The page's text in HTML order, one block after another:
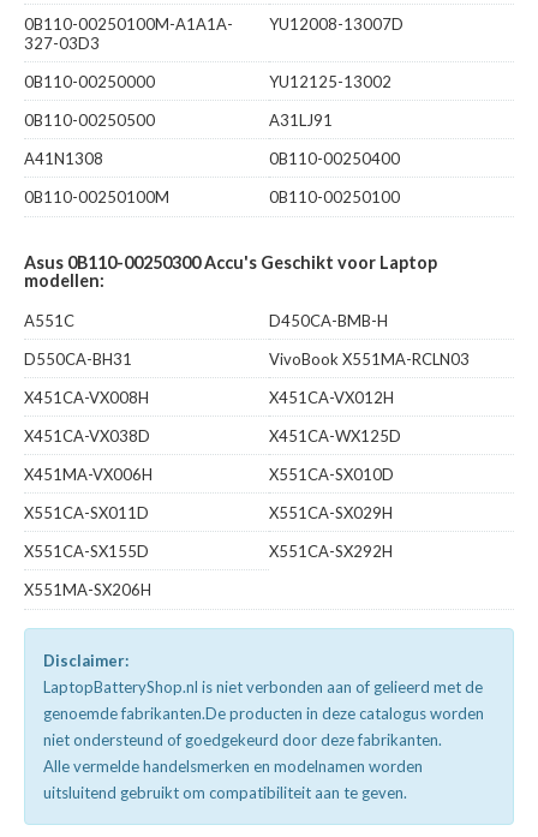
0B110-00250100M-A1A1A-
327-03D3
YU12008-13007D
0B110-00250000
YU12125-13002
0B110-00250500
A31LJ91
A41N1308
0B110-00250400
0B110-00250100M
0B110-00250100
Asus 0B110-00250300 Accu's Geschikt voor Laptop
modellen:
A551C
D450CA-BMB-H
D550CA-BH31
VivoBook X551MA-RCLN03
X451CA-VX008H
X451CA-VX012H
X451CA-VX038D
X451CA-WX125D
X451MA-VX006H
X551CA-SX010D
X551CA-SX011D
X551CA-SX029H
X551CA-SX155D
X551CA-SX292H
X551MA-SX206H
Disclaimer:
LaptopBatteryShop.nl is niet verbonden aan of gelieerd met de
genoemde fabrikanten.De producten in deze catalogus worden
niet ondersteund of goedgekeurd door deze fabrikanten.
Alle vermelde handelsmerken en modelnamen worden
uitsluitend gebruikt om compatibiliteit aan te geven.